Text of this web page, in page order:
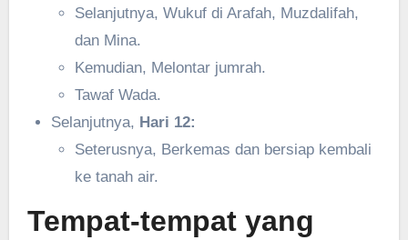
Selanjutnya, Wukuf di Arafah, Muzdalifah,
dan Mina.
Kemudian, Melontar jumrah.
Tawaf Wada.
Selanjutnya, Hari 12:
Seterusnya, Berkemas dan bersiap kembali
ke tanah air.
Tempat-tempat yang